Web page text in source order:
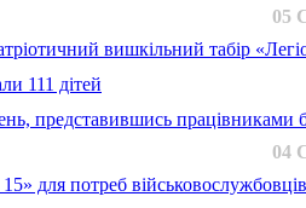
05
вишкільний табір
111 дітей
представившись працівниками
04
для потреб військовослужбовців